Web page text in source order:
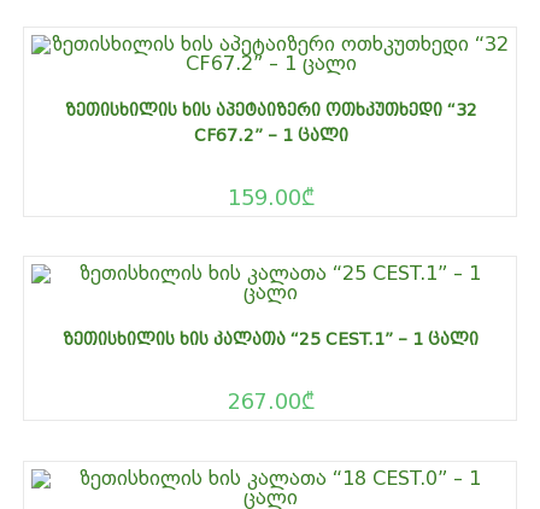
ᲖᲔᲗᲘᲡᲮᲘᲚᲘᲡ ᲮᲘᲡ ᲐᲞᲔᲢᲐᲘᲖᲔᲠᲘ ᲝᲗᲮᲙᲣᲗᲮᲔᲓᲘ “32
CF67.2” – 1 ᲪᲐᲚᲘ
159.00₾
ᲖᲔᲗᲘᲡᲮᲘᲚᲘᲡ ᲮᲘᲡ ᲙᲐᲚᲐᲗᲐ “25 CEST.1” – 1 ᲪᲐᲚᲘ
267.00₾